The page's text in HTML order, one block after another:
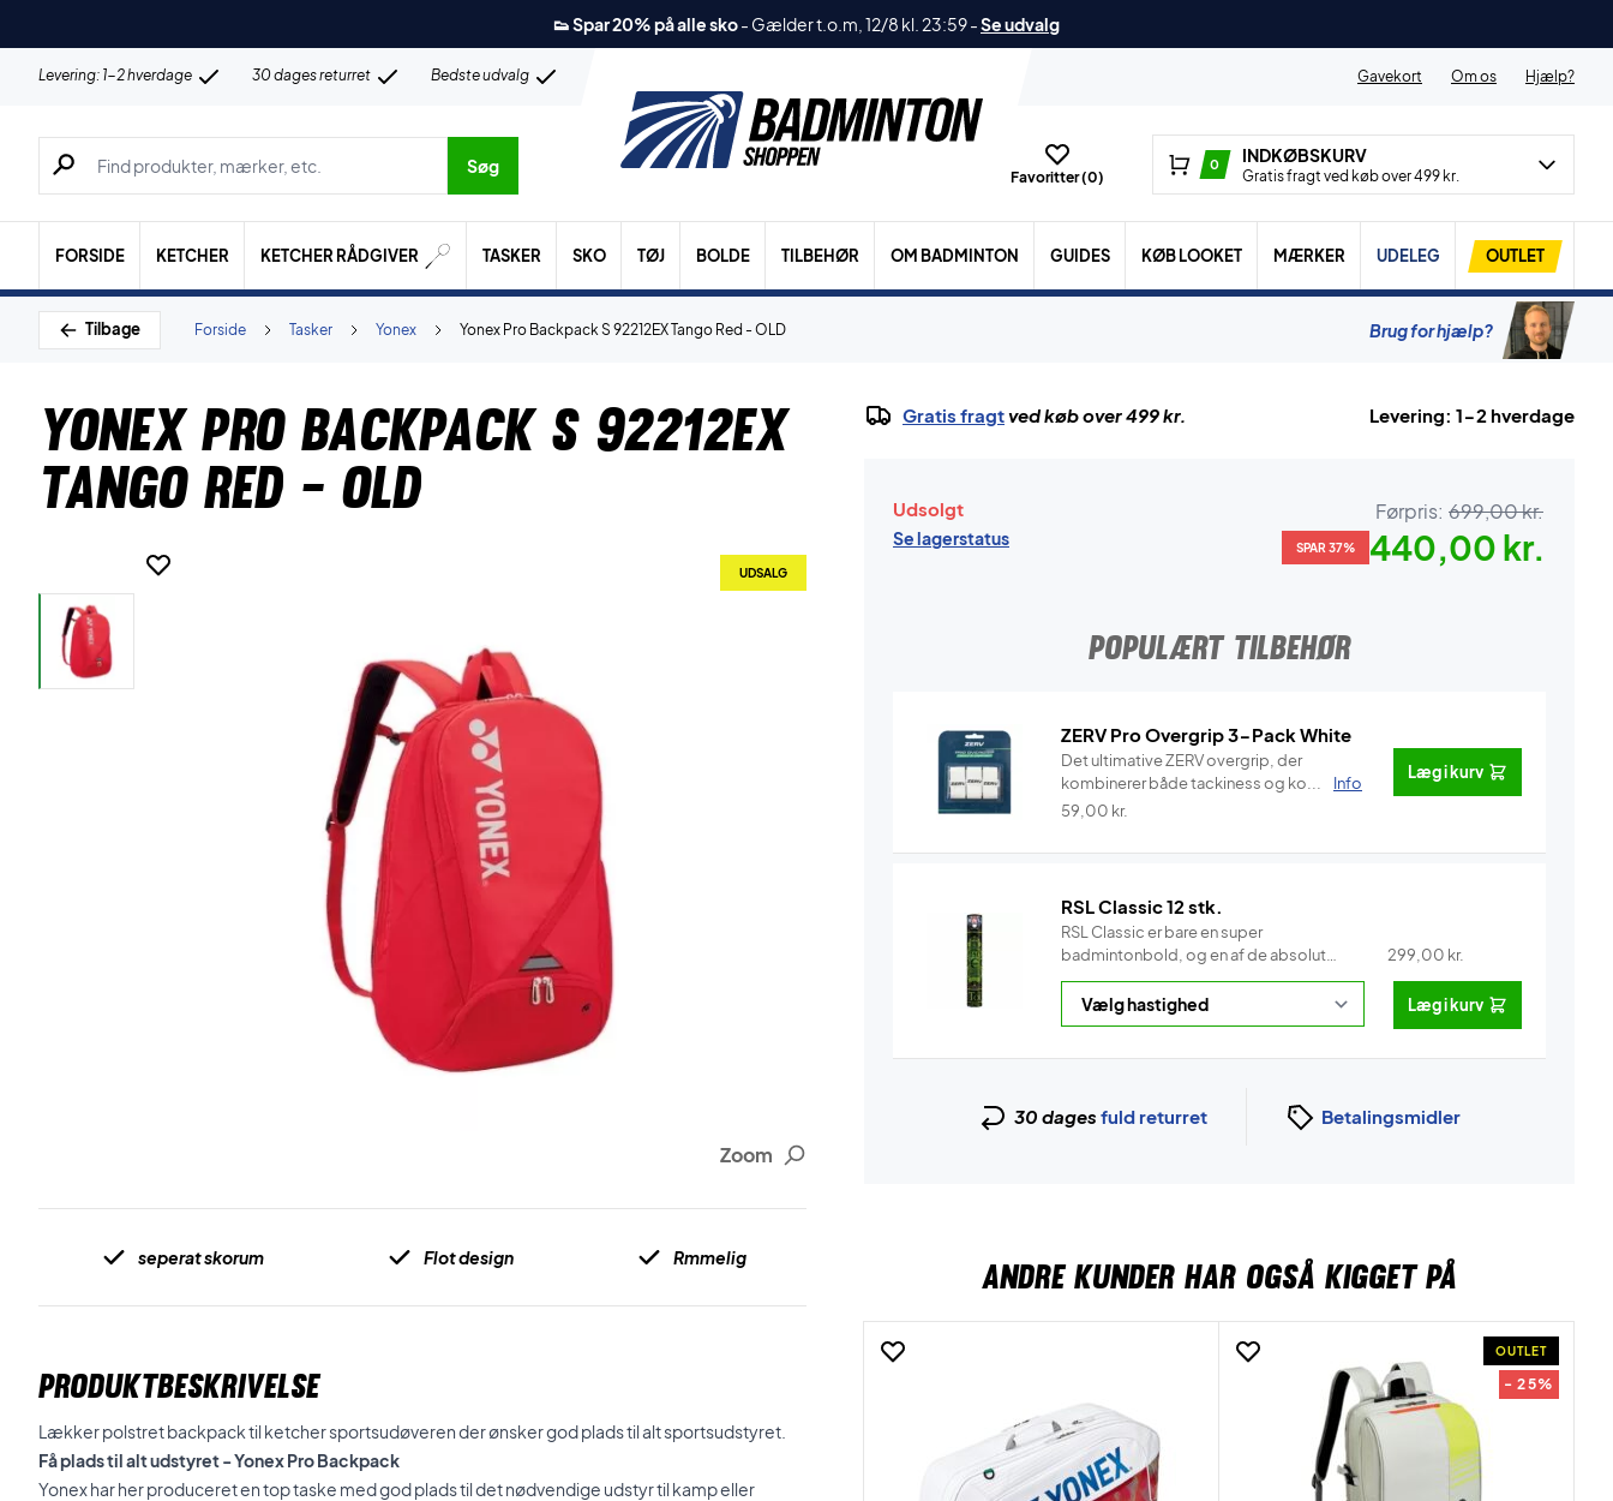
👟 Spar 20% på alle sko- Gælder t.o.m, 12/8 kl. 23:59-Se udvalg
Levering: 1-2 hverdage 30 dages returret Bedste udvalg Gavekort Om os Hjælp?
Søg efter produkter, mærker etc.
Søg
Favoritter (0)
0 INDKØBSKURV
Gratis fragt ved køb over 499 kr.
FORSIDE KETCHER KETCHER RÅDGIVER TASKER SKO TØJ BOLDE TILBEHØR OM BADMINTON GUIDES KØB LOOKET MÆRKER UDELEG OUTLET
Tilbage Yonex Pro Backpack S 92212EX Tango Red - OLD
Yonex
Tasker
Forside Brug for hjælp?
Yonex Pro Backpack S 92212EX
Tango Red - OLD
Zoom
UDSALG
seperat skorum Flot design Rmmelig
PRODUKTBESKRIVELSE
Lækker polstret backpack til ketcher sportsudøveren der ønsker god plads til alt sportsudstyret.
Få plads til alt udstyret - Yonex Pro Backpack
Yonex har her produceret en top taske med god plads til det nødvendige udstyr til kamp eller
Gratis fragtved køb over 499 kr. Levering: 1-2 hverdage
Udsolgt
Se lagerstatus
Førpris: 699,00 kr.
SPAR 37% 440,00 kr.
POPULÆRT TILBEHØR
ZERV Pro Overgrip 3-Pack White
Det ultimative ZERV overgrip, der
kombinerer både tackiness og ko...
Info
59,00 kr.
Læg i kurv
RSL Classic 12 stk.
RSL Classic er bare en super
badmintonbold, og en af de absolut
be... Info
299,00 kr.
Læg i kurv
30 dages fuld returret Betalingsmidler
ANDRE KUNDER HAR OGSÅ KIGGET PÅ
OUTLET
- 25%